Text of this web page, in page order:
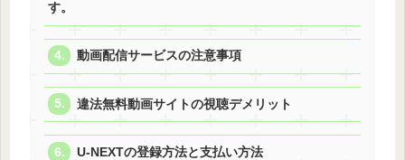
す。
動画配信サービスの注意事項
違法無料動画サイトの視聴デメリット
U-NEXTの登録方法と支払い方法